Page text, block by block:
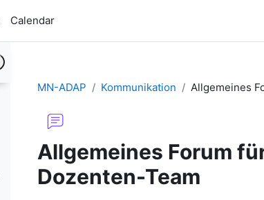
Calendar
MN-ADAP Kommunikation Allgemeines
Allgemeines Forum
Dozenten-Team